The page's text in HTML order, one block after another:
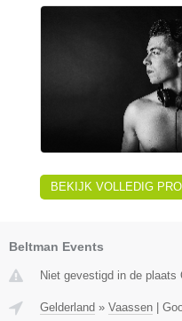
BEKIJK VOLLEDIG
Beltman Events
Niet gevestigd in de plaats
Gelderland » Vaassen |